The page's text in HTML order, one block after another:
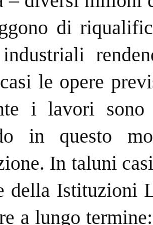
di
le opere
i lavori
in questo
In taluni
della Istituzioni
a lungo